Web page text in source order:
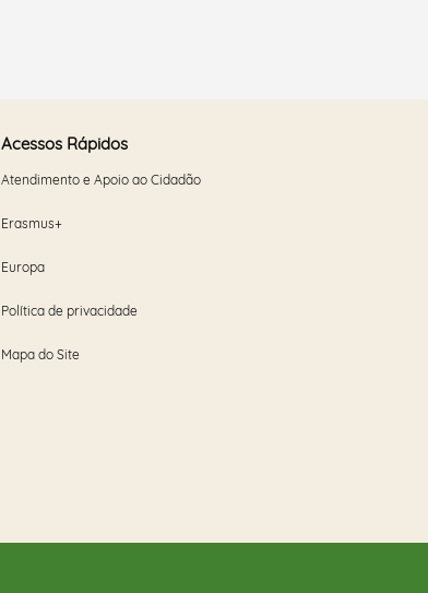
Acessos Rápidos
Atendimento e Apoio ao Cidadão
Erasmus+
Europa
Política de privacidade
Mapa do Site